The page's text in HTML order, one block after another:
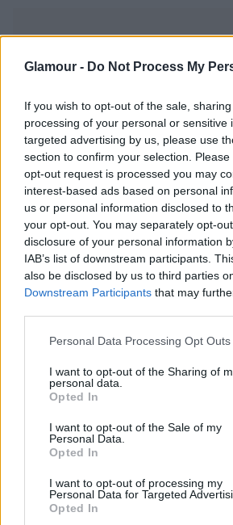
Glamour - Do Not Process My
If you wish to opt-out of the sale,
processing of your personal or sensitive
targeted advertising by us, please use
section to confirm your selection.
opt-out request is processed you may
interest-based ads based on personal
us or personal information disclosed to
your opt-out. You may separately opt-
disclosure of your personal information
IAB’s list of downstream participants.
also be disclosed by us to third parties
Downstream Participants that may
Please note that this website/app uses
not limited to your visit or usage
grant or deny consent to Google and its
use your data for below specified
consent section.
Personal Data Processing Opt Outs
I want to opt-out of the Sharing of
personal data.
Opted In
I want to opt-out of the Sale of my
Personal Data.
Opted In
I want to opt-out of processing my
Personal Data for Targeted
Opted In
meghatóvá, hogy a dal, amelyet
arról szól, hogy fogadd el, merd
ahogy vagy, a hegeiddel,
betegségeiddel együtt. Nem
lassan 60 millióan nézték meg a
Beautiful klipjét, amiben igazi,
beszélnek a testükről, mutatják
data-instgrm-version="7" style="
border:0; border-radius:3px; box-
rgba(0,0,0,0.5),0 1px 10px 0
1px; max-width:658px; padding:0;
width:-webkit-calc(100% - 2px);
(@alessiasmusic) által
Aug 27., 22:50 PDT